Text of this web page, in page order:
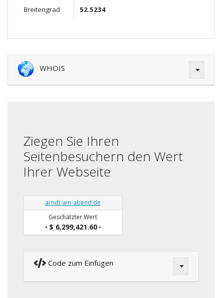
Breitengrad 52.5234
WHOIS
Ziegen Sie Ihren
Seitenbesuchern den Wert
Ihrer Webseite
arndt-am-abend.de
Geschätzter Wert
• $ 6,299,421.60•
Code zum Einfügen